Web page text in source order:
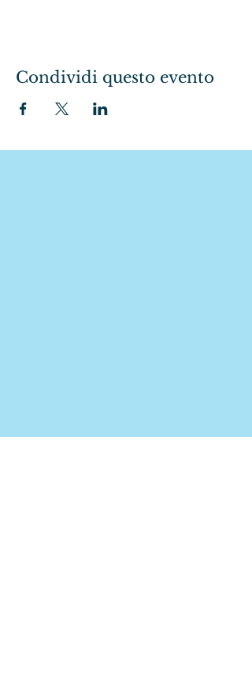
Condividi questo evento